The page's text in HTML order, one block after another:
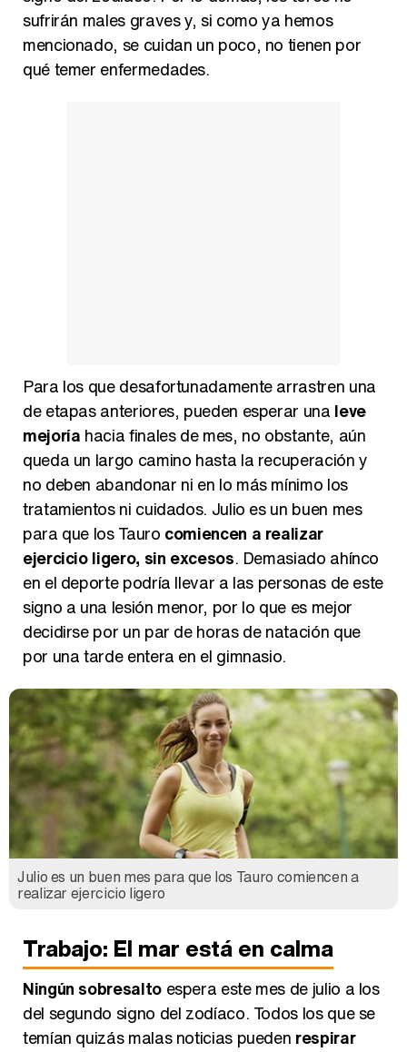
sufrirán males graves y, si como ya hemos
mencionado, se cuidan un poco, no tienen por
qué temer enfermedades.
Para los que desafortunadamente arrastren una
de etapas anteriores, pueden esperar una leve
mejoría hacia finales de mes, no obstante, aún
queda un largo camino hasta la recuperación y
no deben abandonar ni en lo más mínimo los
tratamientos ni cuidados. Julio es un buen mes
para que los Tauro comiencen a realizar
ejercicio ligero, sin excesos. Demasiado ahínco
en el deporte podría llevar a las personas de este
signo a una lesión menor, por lo que es mejor
decidirse por un par de horas de natación que
por una tarde entera en el gimnasio.
Julio es un buen mes para que los Tauro comiencen a
realizar ejercicio ligero
Trabajo: El mar está en calma
Ningún sobresalto espera este mes de julio a los
del segundo signo del zodíaco. Todos los que se
temían quizás malas noticias pueden respirar